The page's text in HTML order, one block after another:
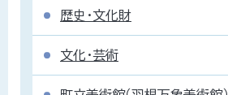
歴史・文化財
文化・芸術